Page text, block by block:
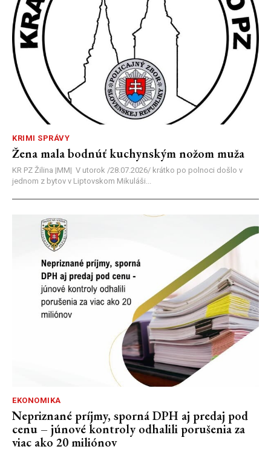
KRIMI SPRÁVY
Žena mala bodnúť kuchynským nožom muža
KR PZ Žilina |MM| V utorok /28.07.2026/ krátko po polnoci došlo v
jednom z bytov v Liptovskom Mikuláši...
EKONOMIKA
Nepriznané príjmy, sporná DPH aj predaj pod
cenu – júnové kontroly odhalili porušenia za
viac ako 20 miliónov